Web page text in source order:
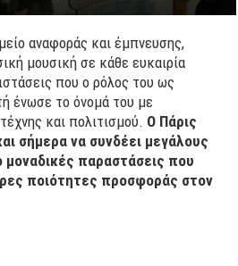
αναφοράς και έμπνευσης,
μουσική σε κάθε ευκαιρία
που ο ρόλος του ως
ένωσε το όνομά του με
και πολιτισμού. Ο Πάρις
σήμερα να συνδέει μεγάλους
μοναδικές παραστάσεις που
ποιότητες προσφοράς στον